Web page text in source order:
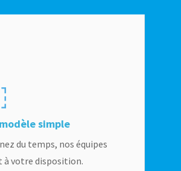
simple
du temps, nos équipes
à votre disposition.